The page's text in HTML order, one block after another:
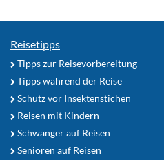
Reisetipps
Tipps zur Reisevorbereitung
Tipps während der Reise
Schutz vor Insektenstichen
Reisen mit Kindern
Schwanger auf Reisen
Senioren auf Reisen